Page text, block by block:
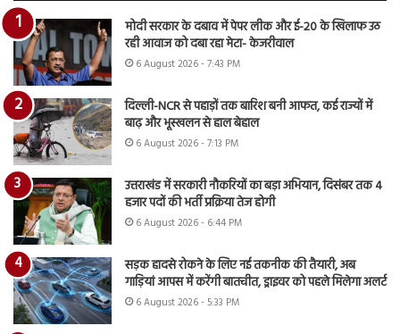
मोदी सरकार के दबाव में पेपर लीक और ई-20 के खिलाफ उठ
रही आवाज को दबा रहा मेटा- केजरीवाल
6 August 2026 - 7:43 PM
दिल्ली-NCR से पहाड़ों तक बारिश बनी आफत, कई राज्यों में
बाढ़ और भूस्खलन से हाल बेहाल
6 August 2026 - 7:13 PM
उत्तराखंड में सरकारी नौकरियों का बड़ा अभियान, दिसंबर तक 4
हजार पदों की भर्ती प्रक्रिया तेज होगी
6 August 2026 - 6:44 PM
सड़क हादसे रोकने के लिए नई तकनीक की तैयारी, अब
गाड़ियां आपस में करेंगी बातचीत, ड्राइवर को पहले मिलेगा अलर्ट
6 August 2026 - 5:33 PM